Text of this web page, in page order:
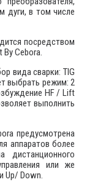
дуги, в том числе
посредством
Cebora.
вида сварки: TIG
выбрать режим: 2
HF / Lift
выполнить
предусмотрена
аппаратов более
или же
Up/ Down.